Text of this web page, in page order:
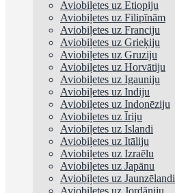
Aviobiļetes uz Etiopiju
Aviobiļetes uz Filipīnām
Aviobiļetes uz Franciju
Aviobiļetes uz Grieķiju
Aviobiļetes uz Gruziju
Aviobiļetes uz Horvātiju
Aviobiļetes uz Igauniju
Aviobiļetes uz Indiju
Aviobiļetes uz Indonēziju
Aviobiļetes uz Īriju
Aviobiļetes uz Islandi
Aviobiļetes uz Itāliju
Aviobiļetes uz Izraēlu
Aviobiļetes uz Japānu
Aviobiļetes uz Jaunzēlandi
Aviobiļetes uz Jordāniju